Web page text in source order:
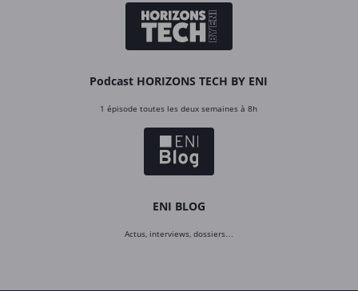
Podcast HORIZONS TECH BY ENI
1 épisode toutes les deux semaines à 8h
ENI BLOG
Actus, interviews, dossiers…